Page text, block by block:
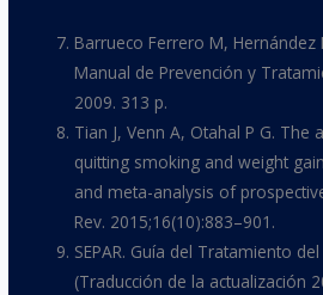
Barrueco Ferrero M, Hernández
Manual de Prevención y
2009. 313 p.
Tian J, Venn A, Otahal P G. The
quitting smoking and weight
and meta-analysis of
Rev. 2015;16(10):883–901.
SEPAR. Guía del Tratamiento
(Traducción de la actualización